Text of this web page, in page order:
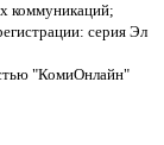
коммуникаций;
серия Эл
"КомиОнлайн"